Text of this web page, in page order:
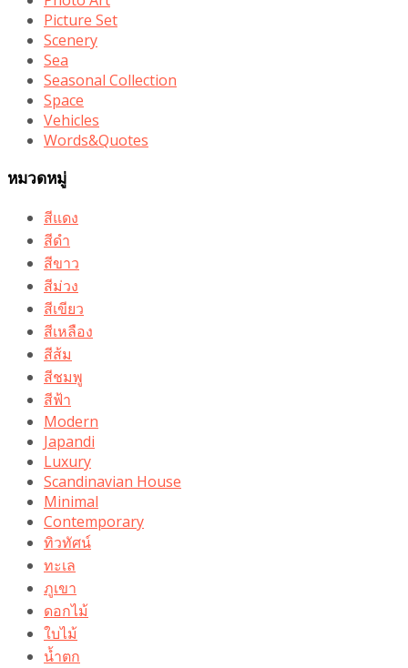
Picture Set
Scenery
Sea
Seasonal Collection
Space
Vehicles
Words&Quotes
หมวดหมู่
สีแดง
สีดำ
สีขาว
สีม่วง
สีเขียว
สีเหลือง
สีส้ม
สีชมพู
สีฟ้า
Modern
Japandi
Luxury
Scandinavian House
Minimal
Contemporary
ทิวทัศน์
ทะเล
ภูเขา
ดอกไม้
ใบไม้
น้ำตก